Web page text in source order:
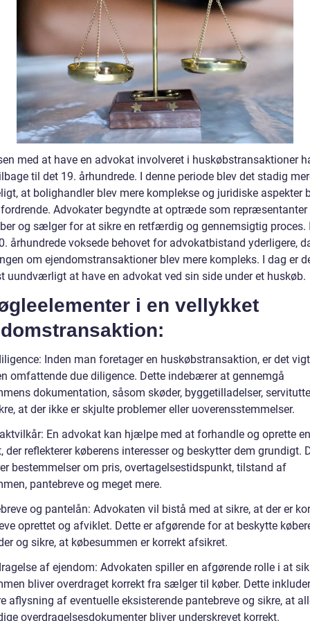
med at have en advokat involveret i huskøbstransaktioner
til det 19. århundrede. I denne periode blev det stadig
at bolighandler blev mere komplekse og juridiske aspekter
Advokater begyndte at optræde som
og sælger for at sikre en retfærdig og gennemsigtig proces.
århundrede voksede behovet for advokatbistand yderligere,
om ejendomstransaktioner blev mere kompleks. I dag er
uundværligt at have en advokat ved sin side under et huskøb.
i en vellykket
Inden man foretager en huskøbstransaktion, er det
omfattende due diligence. Dette indebærer at gennemgå
dokumentation, såsom skøder, byggetilladelser,
at der ikke er skjulte problemer eller uoverensstemmelser.
En advokat kan hjælpe med at forhandle og oprette en
der reflekterer køberens interesser og beskytter dem grundigt.
bestemmelser om pris, overtagelsestidspunkt, tilstand af
pantebreve og meget mere.
og pantelån: Advokaten vil bistå med at sikre, at der er
oprettet og afviklet. Dette er afgørende for at beskytte
og sikre, at købesummen er korrekt afsikret.
af ejendom: Advokaten spiller en afgørende rolle i at
bliver overdraget korrekt fra sælger til køber. Dette
aflysning af eventuelle eksisterende pantebreve og sikre, at
overdragelsesdokumenter bliver underskrevet korrekt.